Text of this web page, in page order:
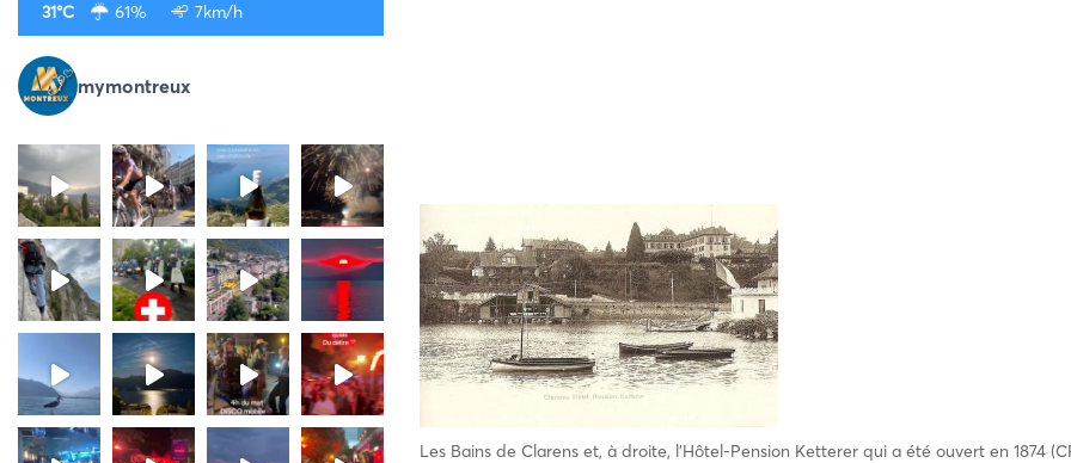
31°C 61% 7km/h
mymontreux
Les Bains de Clarens et, à droite, l’Hôtel-Pension Ketterer qui a été ouvert en 1874